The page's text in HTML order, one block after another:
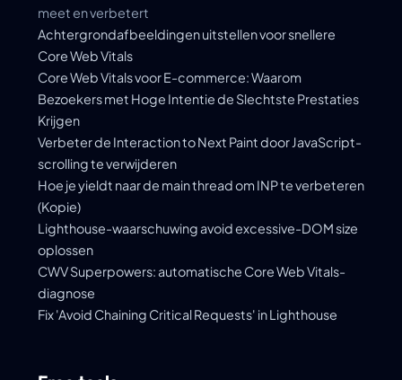
meet en verbetert
Achtergrondafbeeldingen uitstellen voor snellere
Core Web Vitals
Core Web Vitals voor E-commerce: Waarom
Bezoekers met Hoge Intentie de Slechtste Prestaties
Krijgen
Verbeter de Interaction to Next Paint door JavaScript-
scrolling te verwijderen
Hoe je yieldt naar de main thread om INP te verbeteren
(Kopie)
Lighthouse-waarschuwing avoid excessive-DOM size
oplossen
CWV Superpowers: automatische Core Web Vitals-
diagnose
Fix 'Avoid Chaining Critical Requests' in Lighthouse